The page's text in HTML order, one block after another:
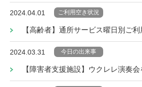
2024.04.01 ご利用空き状況
【高齢者】通所サービス曜日別ご
2024.03.31 今日の出来事
【障害者支援施設】ウクレレ演奏